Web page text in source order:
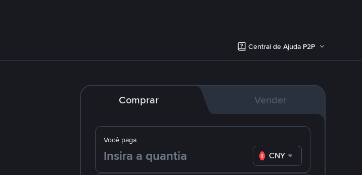
Central de Ajuda P2P
Comprar Vender
Você paga
CNY